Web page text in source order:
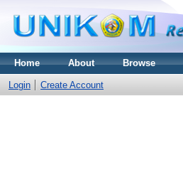
Home About Browse
Login Create Account